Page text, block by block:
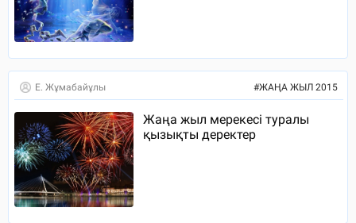
Е. Жұмабайұлы #ЖАҢА ЖЫЛ 2015
Жаңа жыл мерекесі туралы
қызықты деректер